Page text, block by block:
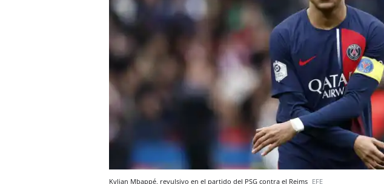
Kylian Mbappé, revulsivo en el partido del PSG contra el Reims EFE